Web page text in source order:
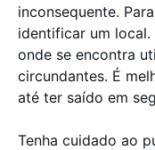
inconsequente.
identificar um
onde se encontra
circundantes. É
até ter saído em
Tenha cuidado ao